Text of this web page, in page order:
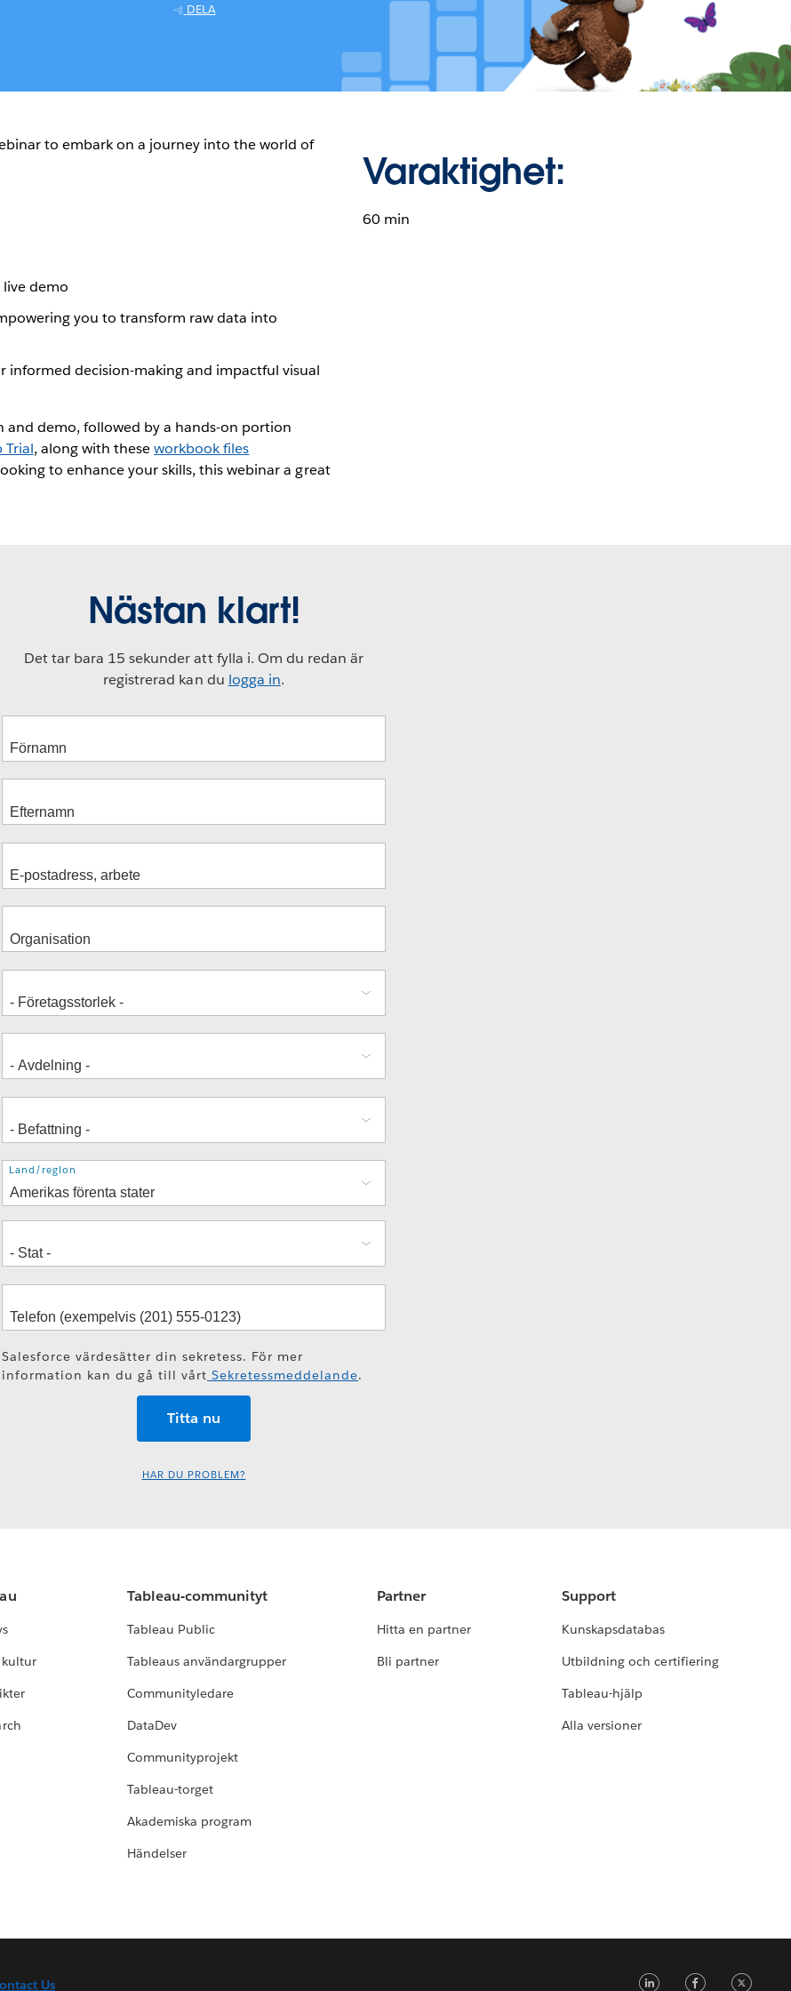
DELA
to embark on a journey into the world of
live demo
you to transform raw data into
informed decision-making and impactful visual
and demo, followed by a hands-on portion
Trial, along with theseworkbook files
to enhance your skills, this webinar a great
Varaktighet:
60 min
Nästan klart!
Det tar bara 15 sekunder att fylla i. Om du redan är
registrerad kan du logga in.
Adress
Land/region
Salesforce värdesätter din sekretess. För mer
information kan du gå till vårt Sekretessmeddelande.
HAR DU PROBLEM?
Tableau-communityt
Tableau Public
Tableaus användargrupper
Communityledare
DataDev
Communityprojekt
Tableau-torget
Akademiska program
Händelser
Partner
Hitta en partner
Bli partner
Support
Kunskapsdatabas
Utbildning och certifiering
Tableau-hjälp
Alla versioner
Us LinkedIn